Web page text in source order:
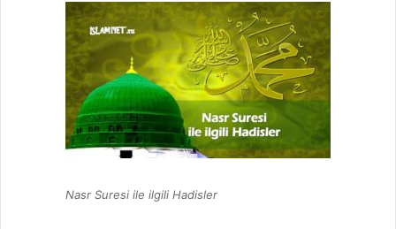
Nasr Suresi ile ilgili Hadisler